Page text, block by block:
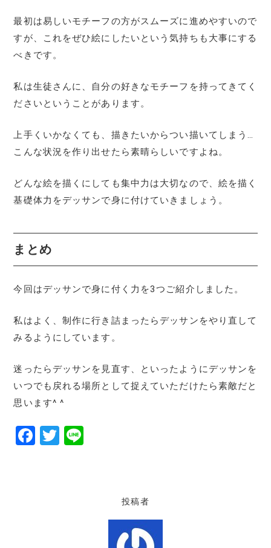
最初は易しいモチーフの方がスムーズに進めやすいので
すが、これをぜひ絵にしたいという気持ちも大事にする
べきです。
私は生徒さんに、自分の好きなモチーフを持ってきてく
ださいということがあります。
上手くいかなくても、描きたいからつい描いてしまう…
こんな状況を作り出せたら素晴らしいですよね。
どんな絵を描くにしても集中力は大切なので、絵を描く
基礎体力をデッサンで身に付けていきましょう。
まとめ
今回はデッサンで身に付く力を3つご紹介しました。
私はよく、制作に行き詰まったらデッサンをやり直して
みるようにしています。
迷ったらデッサンを見直す、といったようにデッサンを
いつでも戻れる場所として捉えていただけたら素敵だと
思います^ ^
F
T
投稿者